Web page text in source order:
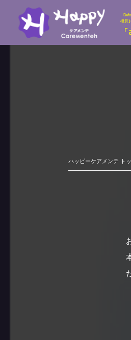
概算
ハッピーケアメンテ ト